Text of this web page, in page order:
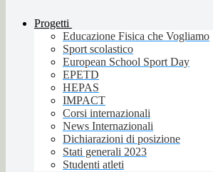
Progetti
Educazione Fisica che Vogliamo
Sport scolastico
European School Sport Day
EPETD
HEPAS
IMPACT
Corsi internazionali
News Internazionali
Dichiarazioni di posizione
Stati generali 2023
Studenti atleti